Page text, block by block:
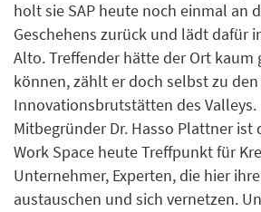
holt sie SAP heute noch einmal an
Geschehens zurück und lädt dafür
Alto. Treffender hätte der Ort kaum
können, zählt er doch selbst zu den
Innovationsbrutstätten des Valleys.
Mitbegründer Dr. Hasso Plattner ist
Work Space heute Treffpunkt für
Unternehmer, Experten, die hier
austauschen und sich vernetzen.